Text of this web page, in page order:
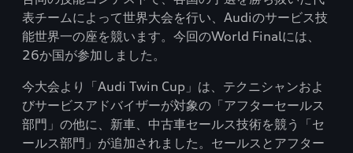
表チームによって世界大会を行い、Audiのサービス技
能世界一の座を競います。今回のWorld Finalには、
26か国が参加しました。
今大会より「Audi Twin Cup」は、テクニシャンおよ
びサービスアドバイザーが対象の「アフターセールス
部門」の他に、新車、中古車セールス技術を競う「セ
ールス部門」が追加されました。セールスとアフター